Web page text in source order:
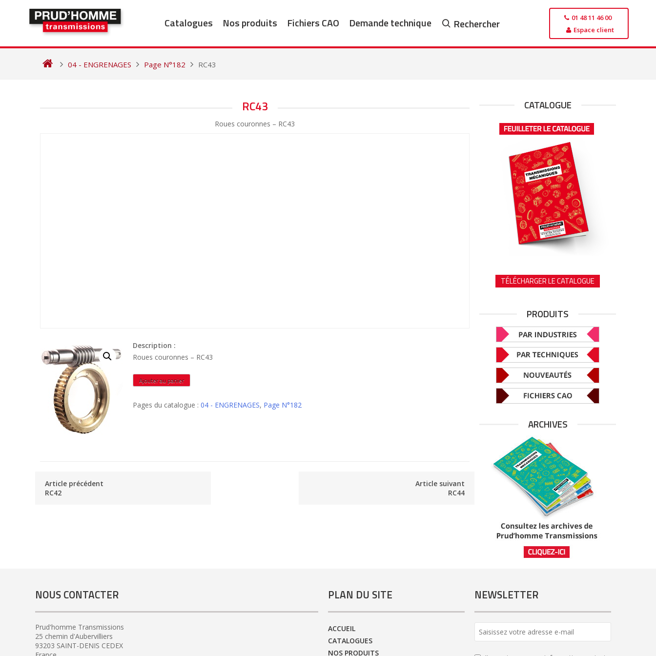
Catalogues Nos produits Fichiers CAO Demande technique Rechercher
01 48 11 46 00
Espace client
04 - ENGRENAGES Page N°182 RC43
RC43
Roues couronnes – RC43
Description :
Roues couronnes – RC43
quantité
de
Ajouter au panier
Pages du catalogue : 04 - ENGRENAGES, Page N°182
Article précédent
RC42
Article suivant
RC44
CATALOGUE
TÉLÉCHARGER LE CATALOGUE
PRODUITS
ARCHIVES
NOUS CONTACTER
Prud'homme Transmissions
25 chemin d'Aubervilliers
93203 SAINT-DENIS CEDEX
PLAN DU SITE
ACCUEIL
CATALOGUES
NOS PRODUITS
NEWSLETTER